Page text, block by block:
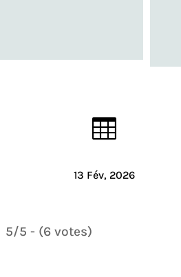

13 Fév, 2026
5/5 - (6 votes)